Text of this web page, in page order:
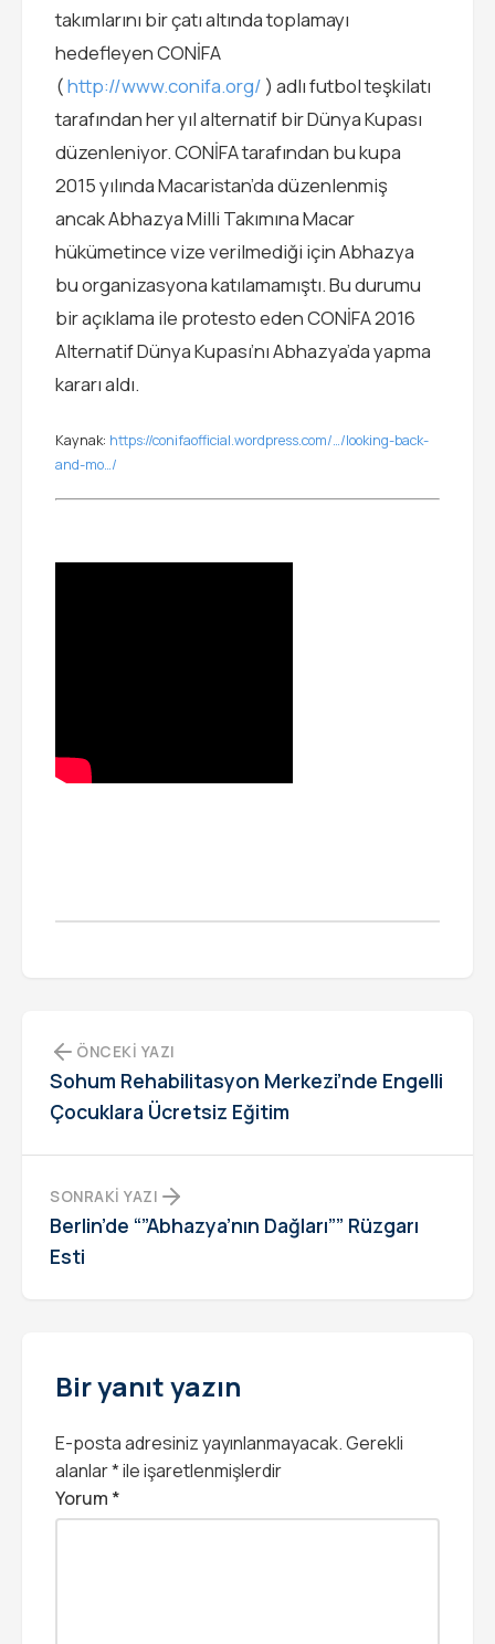
takımlarını bir çatı altında toplamayı
hedefleyen CONİFA
(http://www.conifa.org/ ) adlı futbol teşkilatı
tarafından her yıl alternatif bir Dünya Kupası
düzenleniyor. CONİFA tarafından bu kupa
2015 yılında Macaristan’da düzenlenmiş
ancak Abhazya Milli Takımına Macar
hükümetince vize verilmediği için Abhazya
bu organizasyona katılamamıştı. Bu durumu
bir açıklama ile protesto eden CONİFA 2016
Alternatif Dünya Kupası’nı Abhazya’da yapma
kararı aldı.
Kaynak: https://conifaofficial.wordpress.com/…/looking-back-
and-mo…/
ÖNCEKI YAZI
Sohum Rehabilitasyon Merkezi’nde Engelli
Çocuklara Ücretsiz Eğitim
SONRAKI YAZI
Berlin’de “”Abhazya’nın Dağları”” Rüzgarı
Esti
Bir yanıt yazın
E-posta adresiniz yayınlanmayacak.Gerekli
alanlar*ile işaretlenmişlerdir
Yorum *